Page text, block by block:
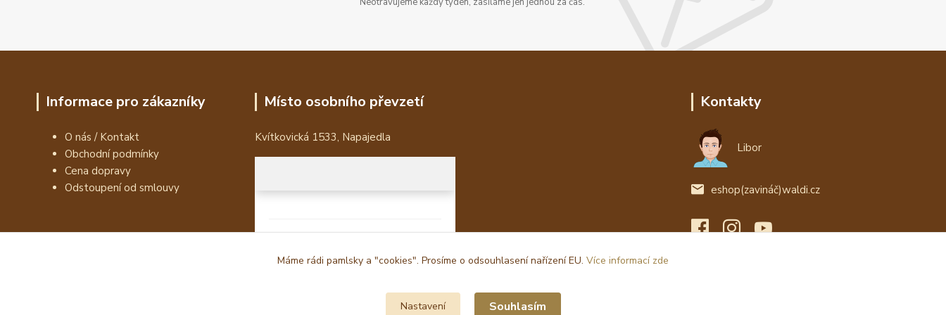
Informace pro zákazníky
O nás / Kontakt
Obchodní podmínky
Cena dopravy
Odstoupení od smlouvy
Místo osobního převzetí
Kvítkovická 1533, Napajedla
Kontakty
Libor
eshop(zavináč)waldi.cz
Máme rádi pamlsky a "cookies". Prosíme o odsouhlasení nařízení EU. Více informací zde
Nastavení Souhlasím